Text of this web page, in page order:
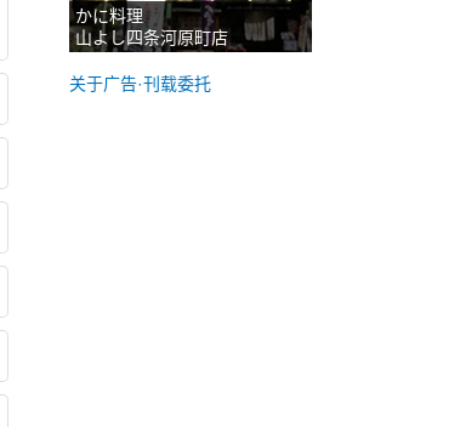
かに料理
山よし四条河原町店
关于广告·刊载委托